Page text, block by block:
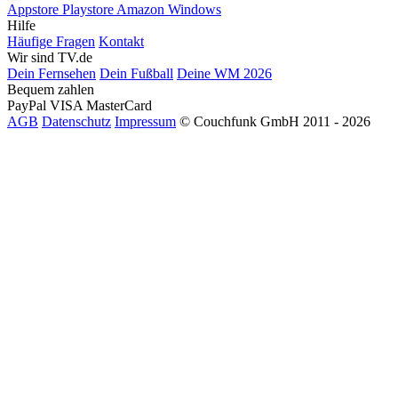
Appstore Playstore Amazon Windows
Hilfe
Häufige Fragen Kontakt
Wir sind TV.de
Dein Fernsehen Dein Fußball Deine WM 2026
Bequem zahlen
PayPal VISA MasterCard
AGB Datenschutz Impressum © Couchfunk GmbH 2011 - 2026